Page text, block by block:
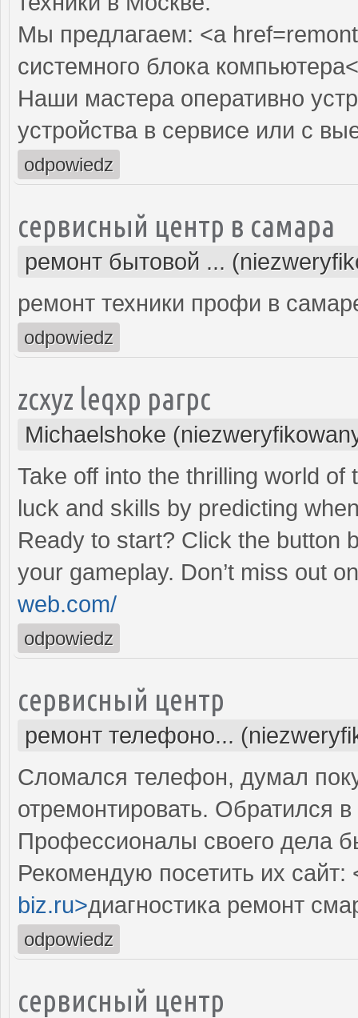
Мы предлагаем: <a
системного блока
Наши мастера оперативно
устройства в сервисе или с
odpowiedz
сервисный центр в самара
ремонт бытовой ...
ремонт техники профи в
odpowiedz
zcxyz leqxp parpc
Michaelshoke
Take off into the thrilling world
luck and skills by predicting
Ready to start? Click the button
your gameplay. Don’t miss out
web.com/
odpowiedz
сервисный центр
ремонт телефоно...
Сломался телефон, думал
отремонтировать. Обратился
Профессионалы своего дела
Рекомендую посетить их сайт:
biz.ru>диагностика ремонт
odpowiedz
сервисный центр